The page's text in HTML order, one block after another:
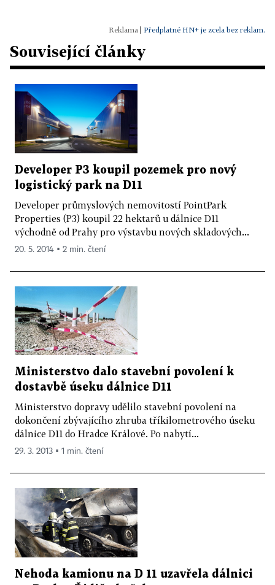
Předplatné HN+ je zcela bez reklam.
Související články
Developer P3 koupil pozemek pro nový
logistický park na D11
Developer průmyslových nemovitostí PointPark
Properties (P3) koupil 22 hektarů u dálnice D11
východně od Prahy pro výstavbu nových skladových...
20. 5. 2014 ▪ 2 min. čtení
Ministerstvo dalo stavební povolení k
dostavbě úseku dálnice D11
Ministerstvo dopravy udělilo stavební povolení na
dokončení zbývajícího zhruba tříkilometrového úseku
dálnice D11 do Hradce Králové. Po nabytí...
29. 3. 2013 ▪ 1 min. čtení
Nehoda kamionu na D 11 uzavřela dálnici